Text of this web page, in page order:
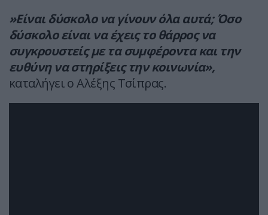
»Είναι δύσκολο να γίνουν όλα αυτά; Όσο
δύσκολο είναι να έχεις το θάρρος να
συγκρουστείς με τα συμφέροντα και την
ευθύνη να στηρίξεις την κοινωνία»,
καταλήγει ο Αλέξης Τσίπρας.